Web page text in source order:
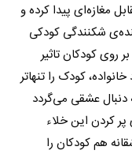
مغازه‌ای پیدا کرده و
شکنندگی کودکی
روی کودکان تاثیر
کودک را تنهاتر
عشقی می‌گردد
کردن این خلاء
هم کودکان را